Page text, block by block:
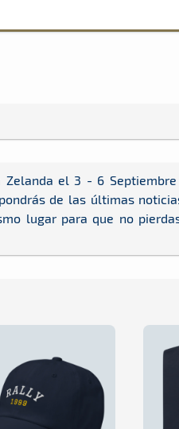
el 3 - 6
de las últimas
lugar para que no